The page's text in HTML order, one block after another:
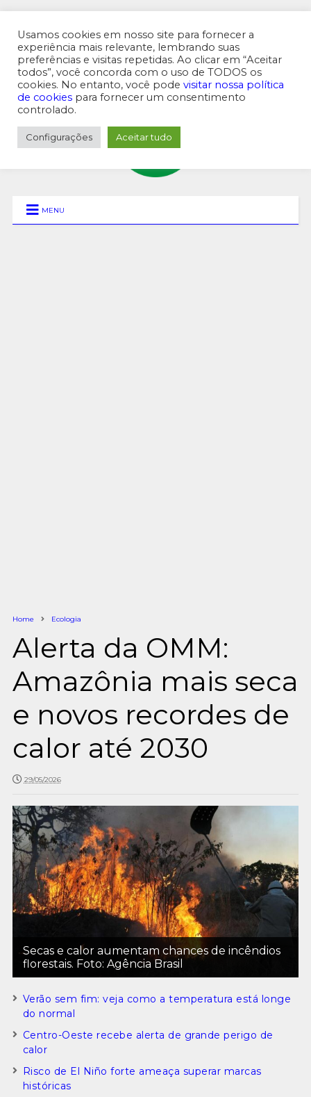
MENU SUPERIOR
MENU
Home Ecologia
Alerta da OMM:
Amazônia mais seca
e novos recordes de
calor até 2030
29/05/2026
Secas e calor aumentam chances de incêndios
florestais. Foto: Agência Brasil
Verão sem fim: veja como a temperatura está longe
do normal
Centro-Oeste recebe alerta de grande perigo de
calor
Risco de El Niño forte ameaça superar marcas
históricas
Usamos cookies em nosso site para fornecer a
experiência mais relevante, lembrando suas
preferências e visitas repetidas. Ao clicar em “Aceitar
todos”, você concorda com o uso de TODOS os
cookies. No entanto, você pode visitar nossa política
de cookies para fornecer um consentimento
controlado.
Configurações Aceitar tudo